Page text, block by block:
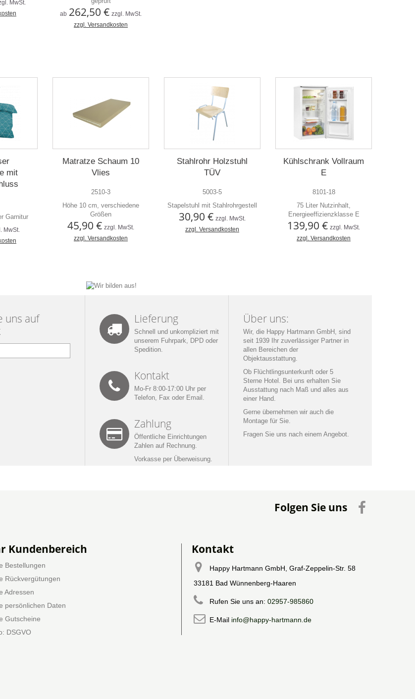
MwSt.
ab 262,50 € zzgl. MwSt.
zzgl. Versandkosten
mit
Garnitur
MwSt.
Matratze Schaum 10
Vlies
2510-3
Höhe 10 cm, verschiedene
Größen
45,90 € zzgl. MwSt.
zzgl. Versandkosten
Stahlrohr Holzstuhl
TÜV
5003-5
Stapelstuhl mit Stahlrohrgestell
30,90 € zzgl. MwSt.
zzgl. Versandkosten
Kühlschrank Vollraum
E
8101-18
75 Liter Nutzinhalt,
Energieeffizienzklasse E
139,90 € zzgl. MwSt.
zzgl. Versandkosten
uns auf
Lieferung
Schnell und unkompliziert mit
unserem Fuhrpark, DPD oder
Spedition.
Kontakt
Mo-Fr 8:00-17:00 Uhr per
Telefon, Fax oder Email
Zahlung
Öffentliche Einrichtungen
Zahlen auf Rechnung.
Vorkasse per Überweisung.
Über uns:
Wir, die Happy Hartmann GmbH, sind
seit 1939 Ihr zuverlässiger Partner in
allen Bereichen der
Objektausstattung.
Ob Flüchtlingsunterkunft oder 5
Sterne Hotel. Bei uns erhalten Sie
Ausstattung nach Maß und alles aus
einer Hand.
Gerne übernehmen wir auch die
Montage für Sie.
Fragen Sie uns nach einem Angebot.
Folgen Sie uns
Kundenbereich
Bestellungen
Rückvergütungen
Adressen
persönlichen Daten
Gutscheine
DSGVO
Kontakt
Happy Hartmann GmbH, Graf-Zeppelin-Str. 58
33181 Bad Wünnenberg-Haaren
Rufen Sie uns an: 02957-985860
E-Mail info@happy-hartmann.de